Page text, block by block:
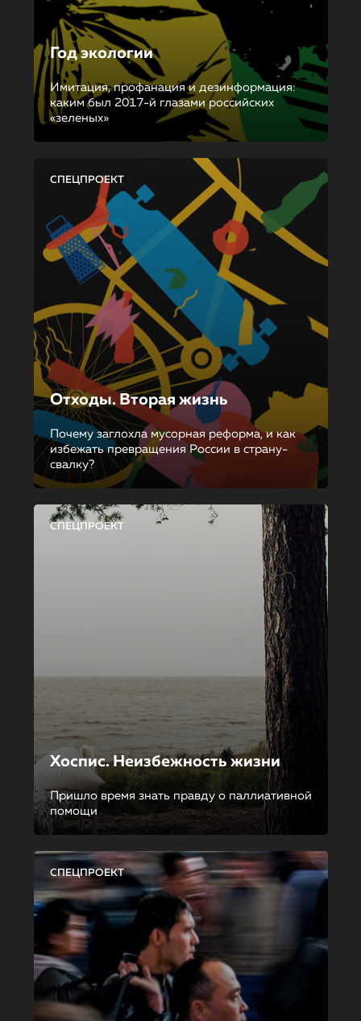
Год экологии
Имитация, профанация и дезинформация:
каким был 2017-й глазами российских
«зеленых»
СПЕЦПРОЕКТ
Отходы. Вторая жизнь
Почему заглохла мусорная реформа, и как
избежать превращения России в страну-
свалку?
СПЕЦПРОЕКТ
Хоспис. Неизбежность жизни
Пришло время знать правду о паллиативной
помощи
СПЕЦПРОЕКТ